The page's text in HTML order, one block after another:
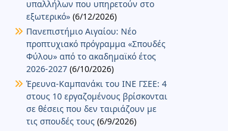
υπαλλήλων που υπηρετούν στο
εξωτερικό» (6/12/2026)
Πανεπιστήμιο Αιγαίου: Νέο
προπτυχιακό πρόγραμμα «Σπουδές
Φύλου» από το ακαδημαϊκό έτος
2026-2027 (6/10/2026)
Έρευνα-Καμπανάκι του ΙΝΕ ΓΣΕΕ: 4
στους 10 εργαζομένους βρίσκονται
σε θέσεις που δεν ταιριάζουν με
τις σπουδές τους (6/9/2026)